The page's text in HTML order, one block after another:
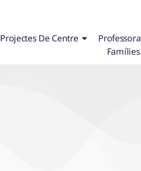
Projectes De Centre
Famílies